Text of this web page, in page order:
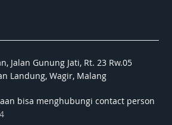
Jalan Gunung Jati, Rt. 23 Rw.05
Landung, Wagir, Malang
bisa menghubungi contact person